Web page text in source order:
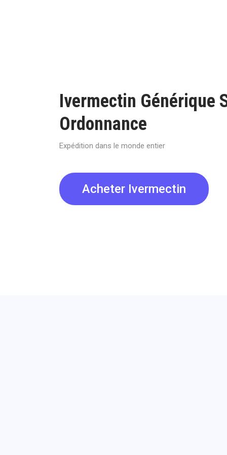
Ivermectin Générique
Ordonnance
Expédition dans le monde entier
Acheter Ivermectin